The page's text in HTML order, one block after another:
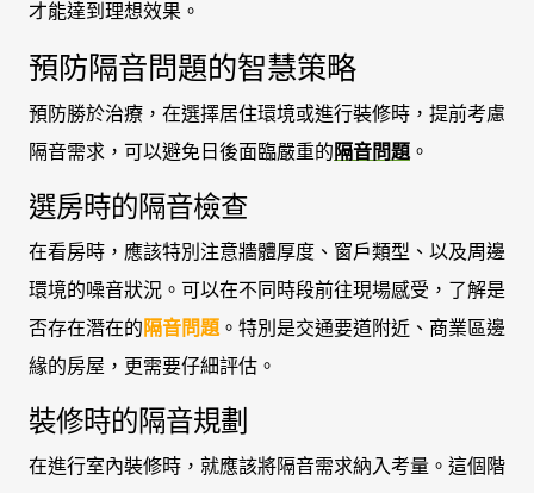
才能達到理想效果。
預防隔音問題的智慧策略
預防勝於治療，在選擇居住環境或進行裝修時，提前考慮
隔音需求，可以避免日後面臨嚴重的 隔音問題 。
選房時的隔音檢查
在看房時，應該特別注意牆體厚度、窗戶類型、以及周邊
環境的噪音狀況。可以在不同時段前往現場感受，了解是
否存在潛在的 隔音問題 。特別是交通要道附近、商業區邊
緣的房屋，更需要仔細評估。
裝修時的隔音規劃
在進行室內裝修時，就應該將隔音需求納入考量。這個階